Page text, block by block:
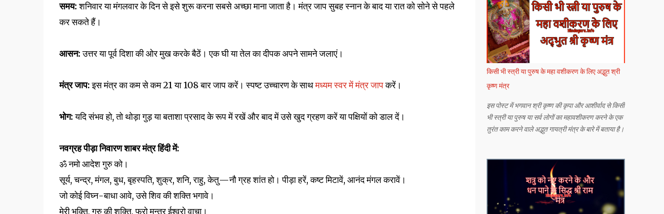
समय:शनिवार या मंगलवार के दिन से इसे शुरू करना सबसे अच्छा माना जाता है। मंत्र जाप सुबह स्नान के बाद या रात को सोने से पहले
कर सकते हैं।
आसन:उत्तर या पूर्व दिशा की ओर मुख करके बैठें। एक घी या तेल का दीपक अपने सामने जलाएं।
मंत्र जाप:इस मंत्र का कम से कम 21 या 108 बार जाप करें। स्पष्ट उच्चारण के साथमध्यम स्वर में मंत्र जापकरें।
भोग:यदि संभव हो, तो थोड़ा गुड़ या बताशा प्रसाद के रूप में रखें और बाद में उसे खुद ग्रहण करें या पक्षियों को डाल दें।
नवग्रह पीड़ा निवारण शाबर मंत्र हिंदी में:
ॐ नमो आदेश गुरु को।
सूर्य, चन्द्र, मंगल, बुध, बृहस्पति, शुक्र, शनि, राहु, केतु—नौ ग्रह शांत हो। पीड़ा हरें, कष्ट मिटावें, आनंद मंगल करावें।
जो कोई विघ्न-बाधा आवे, उसे शिव की शक्ति भगावे।
मेरी भक्ति, गुरु की शक्ति, फुरो मन्त्र ईश्वरो वाचा।
किसी भी स्त्री या पुरुष के महा वशीकरण के लिए अद्भुत श्री
कृष्ण मंत्र
इस पोस्ट में भगवान श्री कृष्ण की कृपा और आशीर्वाद से किसी
भी स्त्री या पुरुष या सर्व लोगों का महावशीकरण करने के एक
तुरंत काम करने वाले अद्भुत गायत्री मंत्र के बारे में बताया है।